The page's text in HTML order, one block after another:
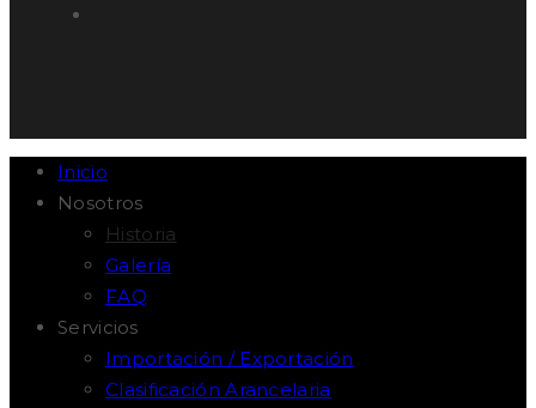
Inicio
Nosotros
Historia
Galería
FAQ
Servicios
Importación / Exportación
Clasificación Arancelaria